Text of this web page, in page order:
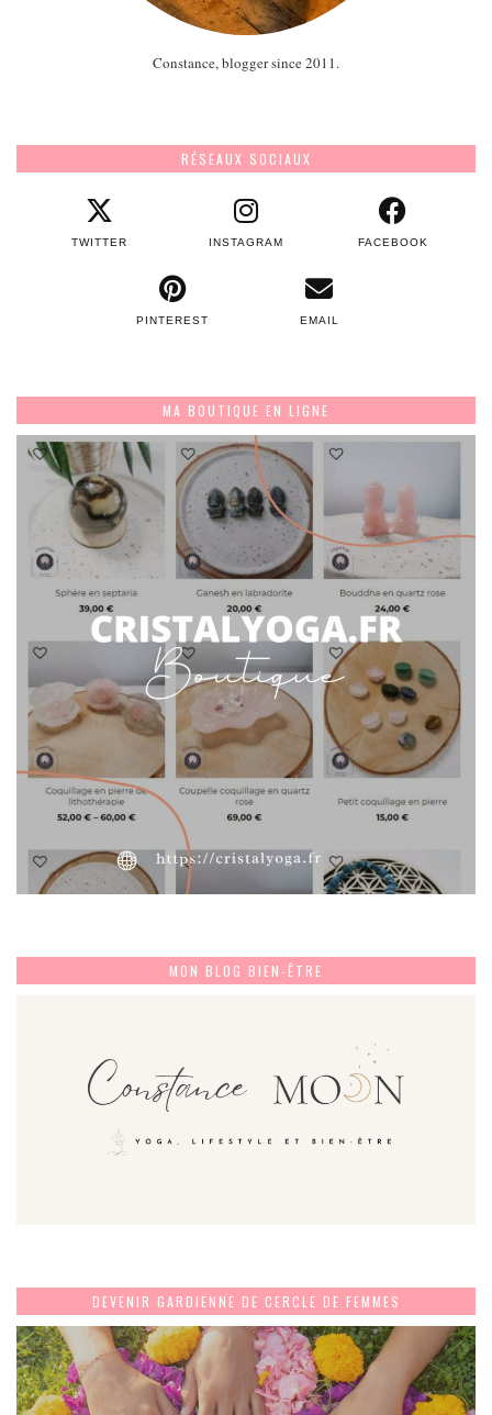
Constance, blogger since 2011.
RÉSEAUX SOCIAUX
TWITTER INSTAGRAM FACEBOOK
PINTEREST EMAIL
MA BOUTIQUE EN LIGNE
MON BLOG BIEN-ÊTRE
DEVENIR GARDIENNE DE CERCLE DE FEMMES